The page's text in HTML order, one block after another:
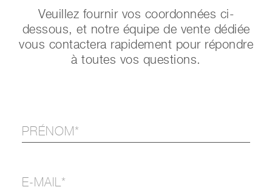
Veuillez fournir vos coordonnées ci-
dessous, et notre équipe de vente dédiée
vous contactera rapidement pour répondre
à toutes vos questions.